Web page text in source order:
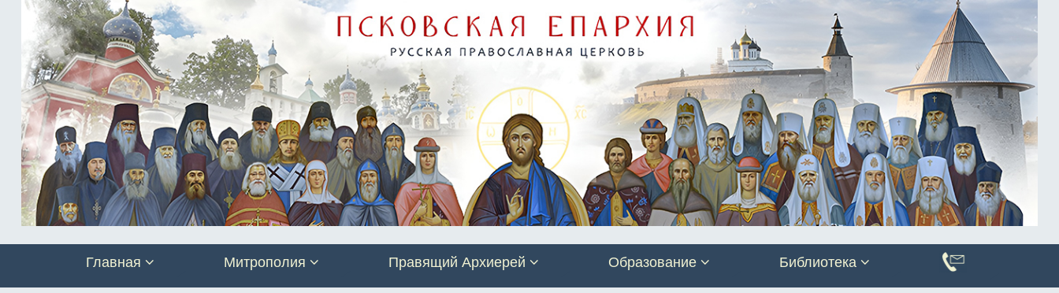
Главная Митрополия Правящий Архиерей Образование Библиотека